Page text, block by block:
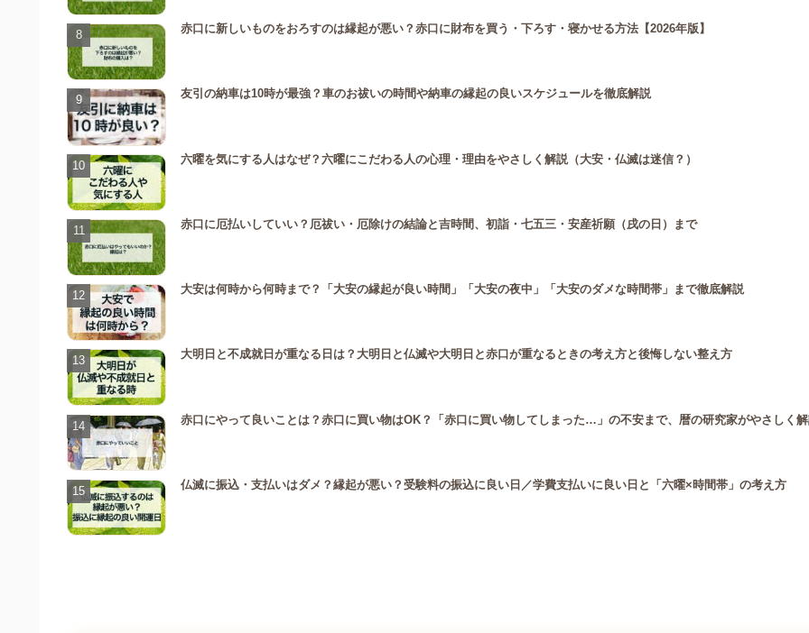
赤口に新しいものをおろすのは縁起が悪い？赤口に財布を買う・下ろす・寝かせる方法【2026年版】
友引の納車は10時が最強？車のお祓いの時間や納車の縁起の良いスケジュールを徹底解説
六曜を気にする人はなぜ？六曜にこだわる人の心理・理由をやさしく解説（大安・仏滅は迷信？）
赤口に厄払いしていい？厄祓い・厄除けの結論と吉時間、初詣・七五三・安産祈願（戌の日）まで
大安は何時から何時まで？「大安の縁起が良い時間」「大安の夜中」「大安のダメな時間帯」まで徹底解説
大明日と不成就日が重なる日は？大明日と仏滅や大明日と赤口が重なるときの考え方と後悔しない整え方
赤口にやって良いことは？赤口に買い物はOK？「赤口に買い物してしまった…」の不安まで、暦の研究家がやさしく
仏滅に振込・支払いはダメ？縁起が悪い？受験料の振込に良い日／学費支払いに良い日と「六曜×時間帯」の考え方